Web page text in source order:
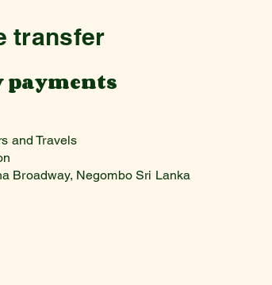
transfer
payments
and Travels
Negombo Sri Lanka